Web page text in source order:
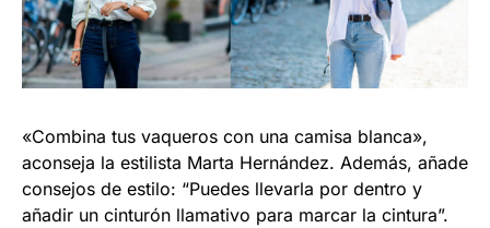
«Combina tus vaqueros con una camisa blanca»,
aconseja la estilista Marta Hernández. Además, añade
consejos de estilo: “Puedes llevarla por dentro y
añadir un cinturón llamativo para marcar la cintura”.